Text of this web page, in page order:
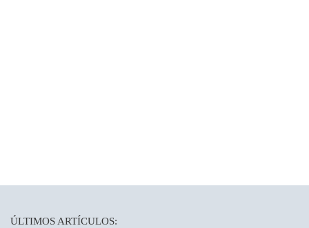
ÚLTIMOS ARTÍCULOS: